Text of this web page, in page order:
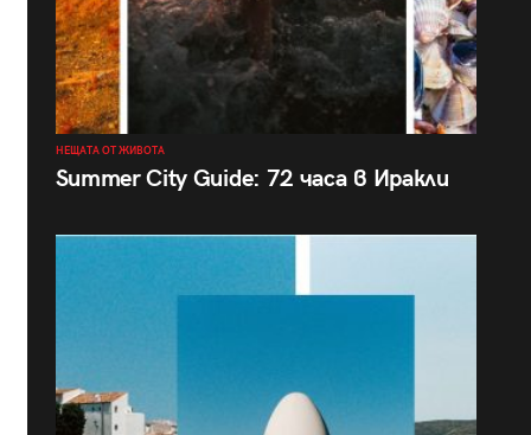
НЕЩАТА ОТ ЖИВОТА
Summer City Guide: 72 часа в Иракли